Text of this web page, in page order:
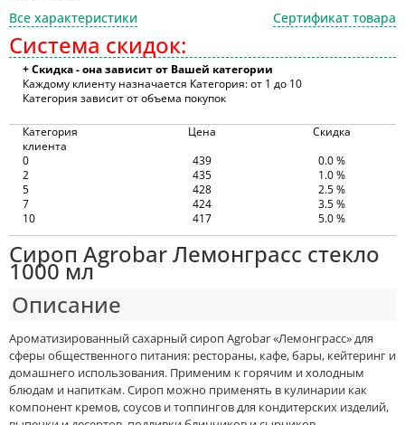
Все характеристики Сертификат товара
Система скидок:
+ Скидка - она зависит от Вашей категории
Каждому клиенту назначается Категория: от 1 до 10
Категория зависит от объема покупок
Категория
клиента
Цена
Скидка
0
439
0.0 %
2
435
1.0 %
5
428
2.5 %
7
424
3.5 %
10
417 5.0 %
Сироп Agrobar Лемонграсс стекло
1000 мл
Описание
Ароматизированный сахарный сироп Agrobar «Лемонграсс» для
сферы общественного питания: рестораны, кафе, бары, кейтеринг и
домашнего использования. Применим к горячим и холодным
блюдам и напиткам. Сироп можно применять в кулинарии как
компонент кремов, соусов и топпингов для кондитерских изделий,